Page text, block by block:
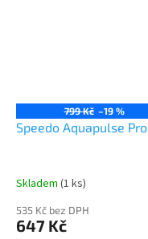
799 Kč –19 %
Speedo Aquapulse Pro
Skladem (1 ks)
535 Kč bez DPH
647 Kč